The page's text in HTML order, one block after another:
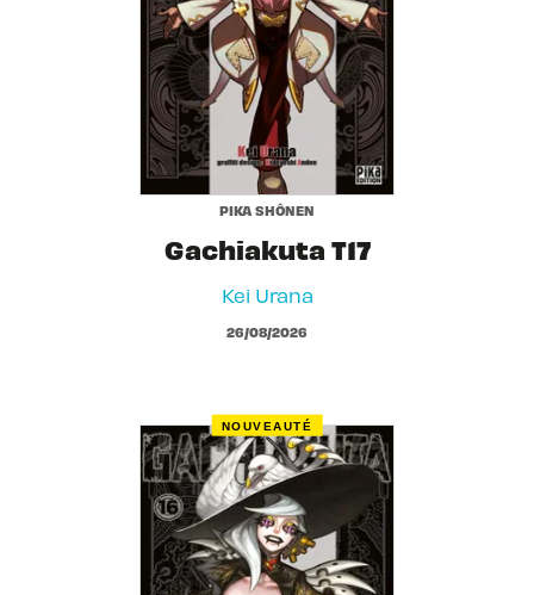
PIKA SHÔNEN
Gachiakuta T17
Kei Urana
26/08/2026
NOUVEAUTÉ